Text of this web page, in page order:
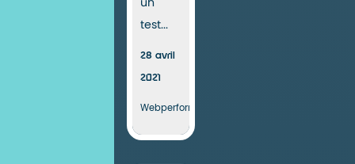
un
test...
28 avril
2021
Webperformance